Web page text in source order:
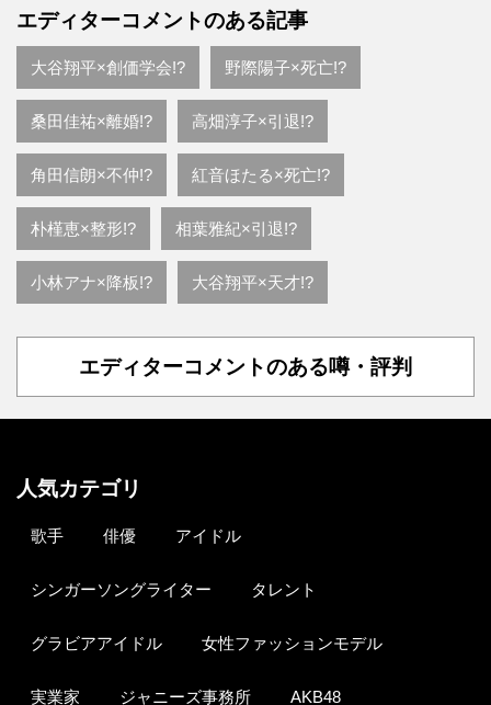
エディターコメントのある記事
大谷翔平×創価学会!? 野際陽子×死亡!?
桑田佳祐×離婚!? 高畑淳子×引退!?
角田信朗×不仲!? 紅音ほたる×死亡!?
朴槿恵×整形!? 相葉雅紀×引退!?
小林アナ×降板!? 大谷翔平×天才!?
エディターコメントのある噂・評判
人気カテゴリ
歌手 俳優 アイドル
シンガーソングライター タレント
グラビアアイドル 女性ファッションモデル
実業家 ジャニーズ事務所 AKB48